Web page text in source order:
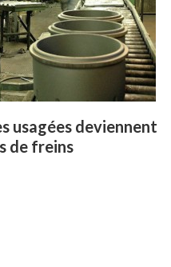
usagées deviennent
de freins